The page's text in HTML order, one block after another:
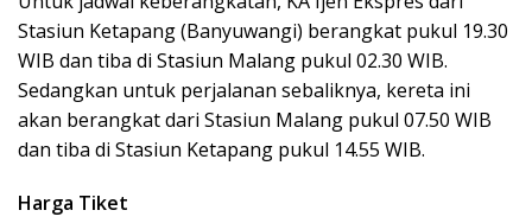
Stasiun Ketapang (Banyuwangi) berangkat pukul 19.30
WIB dan tiba di Stasiun Malang pukul 02.30 WIB.
Sedangkan untuk perjalanan sebaliknya, kereta ini
akan berangkat dari Stasiun Malang pukul 07.50 WIB
dan tiba di Stasiun Ketapang pukul 14.55 WIB.
Harga Tiket